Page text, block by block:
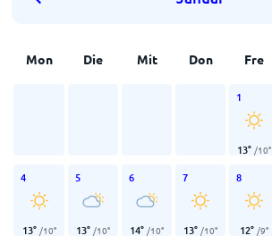
Mon Die Mit Don Fre
1
13° /10°
4
13° /10°
5
13° /10°
6
14° /10°
7
13° /10°
8
12° /9°